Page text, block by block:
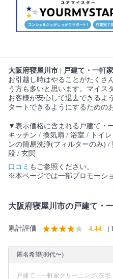
大阪府寝屋川市 | 戸建て・一軒
お引越し時はやることがたくさ
う方も多いと思います。マイス
お客様が安心して退去できるよ
タートできるようにするための
▼表示価格に含まれる戸建て・
キッチン / 換気扇 / 浴室 / トイ
ンの簡易洗浄(フィルターのみ)
段 / 玄関
口コミ もご参照ください。
※本ページでは一部プロモーシ
大阪府寝屋川市の戸建て・
累計評価 4.44
匿名希望(80代〜)
戸建て・一軒家クリーニング(在宅